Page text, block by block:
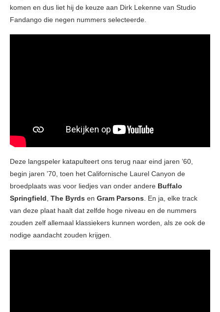
komen en dus liet hij de keuze aan Dirk Lekenne van Studio
Fandango die negen nummers selecteerde.
Deze langspeler katapulteert ons terug naar eind jaren ’60,
begin jaren ’70, toen het Californische Laurel Canyon de
broedplaats was voor liedjes van onder andere Buffalo
Springfield The Byrds en Gram Parsons . En ja, elke track
van deze plaat haalt dat zelfde hoge niveau en de nummers
zouden zelf allemaal klassiekers kunnen worden, als ze ook de
nodige aandacht zouden krijgen.